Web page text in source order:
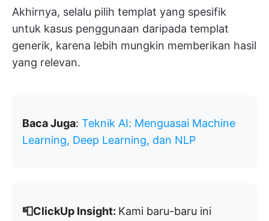
Akhirnya, selalu pilih templat yang spesifik
untuk kasus penggunaan daripada templat
generik, karena lebih mungkin memberikan hasil
yang relevan.
Baca Juga: Teknik AI: Menguasai Machine
Learning, Deep Learning, dan NLP
📮ClickUp Insight: Kami baru-baru ini